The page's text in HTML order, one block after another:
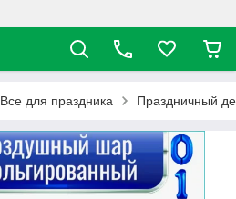
Все для праздника Праздничный